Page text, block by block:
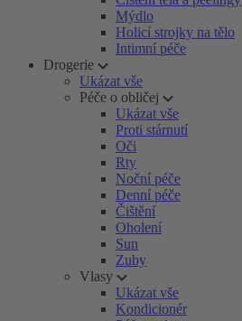
Mýdlo
Holicí strojky na tělo
Intimní péče
Drogerie
Ukázat vše
Péče o obličej
Ukázat vše
Proti stárnutí
Oči
Rty
Noční péče
Denní péče
Čištění
Oholení
Sun
Zuby
Vlasy
Ukázat vše
Kondicionér